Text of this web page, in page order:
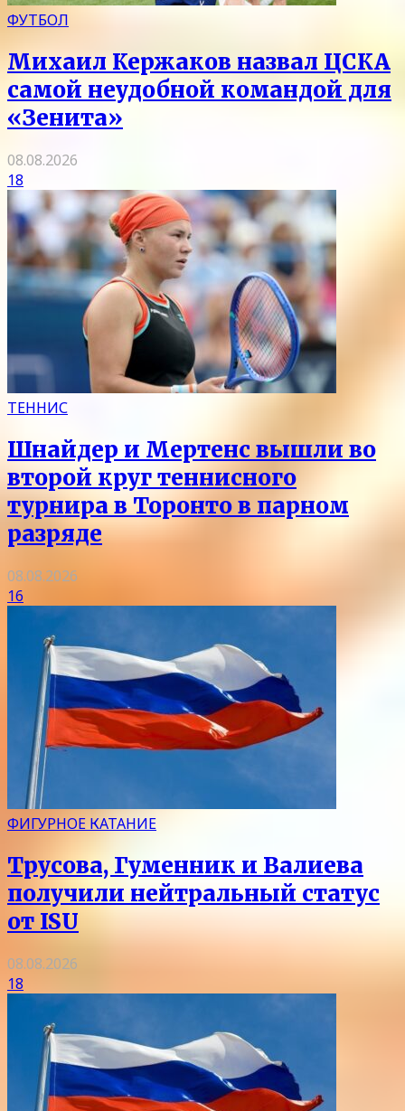
ФУТБОЛ
Михаил Кержаков назвал ЦСКА
самой неудобной командой для
«Зенита»
08.08.2026
18
ТЕННИС
Шнайдер и Мертенс вышли во
второй круг теннисного
турнира в Торонто в парном
разряде
08.08.2026
16
ФИГУРНОЕ КАТАНИЕ
Трусова, Гуменник и Валиева
получили нейтральный статус
от ISU
08.08.2026
18